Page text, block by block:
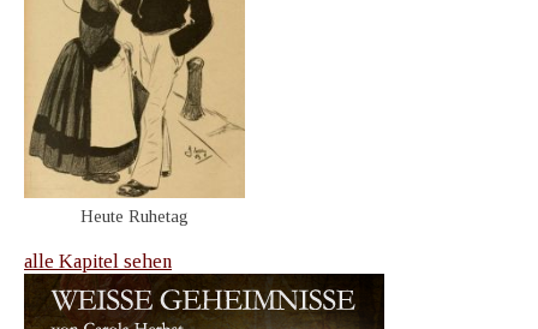
Heute Ruhetag
alle Kapitel sehen